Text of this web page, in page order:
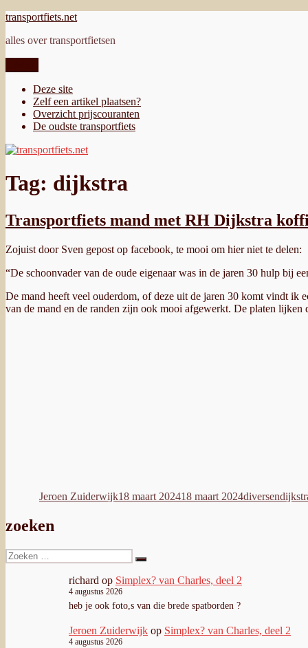
Ga
de
transportfiets.net
alles over transportfietsen
Deze site
Zelf een artikel plaatsen?
Overzicht prijscouranten
De oudste transportfiets
Tag: dijkstra
Transportfiets mand met RH Dijkstra
Zojuist door Sven gepost op facebook, te mooi om hier niet te delen:
“De schoonvader van de oude eigenaar was in de jaren 30 hulp bij
De mand heeft veel ouderdom, of deze uit de jaren 30 komt vindt ik
van de mand en de randen zijn ook mooi afgewerkt. De platen lijken
Jeroen Zuiderwijk18 maart 202418 maart 2024diversen
zoeken
Zoeken
naar:
Zoeken
richard op Simplex? van Charles, deel 2
4 augustus 2026
heb je ook foto,s van die brede spatborden ?
Jeroen Zuiderwijk op Simplex? van Charles, deel 2
4 augustus 2026